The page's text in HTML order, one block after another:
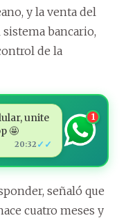
y la venta del
bancario,
de la
unite
🤩
20:32 ✓✓
1
señaló que
cuatro meses y